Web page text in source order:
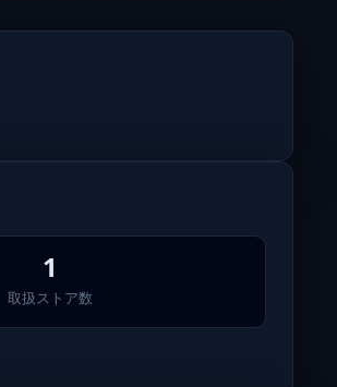
1
取扱ストア数